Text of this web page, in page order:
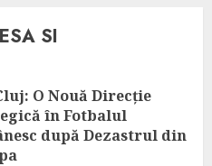
SI
O Nouă Direcție
în Fotbalul
după Dezastrul din